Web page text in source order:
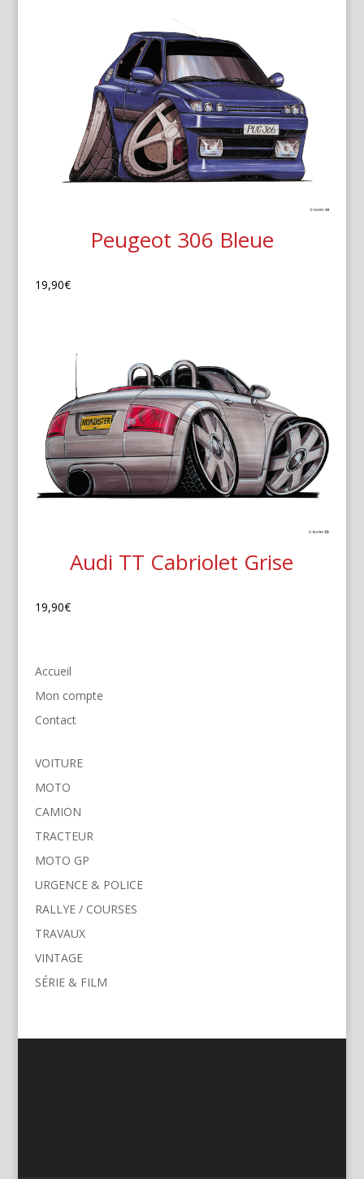
Peugeot 306 Bleue
19,90€
Audi TT Cabriolet Grise
19,90€
Accueil
Mon compte
Contact
VOITURE
MOTO
CAMION
TRACTEUR
MOTO GP
URGENCE & POLICE
RALLYE / COURSES
TRAVAUX
VINTAGE
SÉRIE & FILM